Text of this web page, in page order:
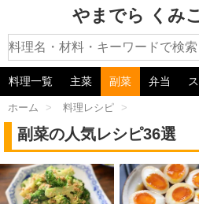
やまでら くみ
料理一覧 主菜 副菜 弁当
ホーム > 料理レシピ >
副菜の人気レシピ36選